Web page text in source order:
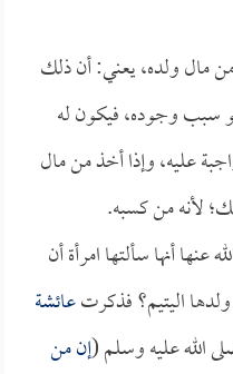
مال ولده، يعني: أن ذلك
سبب وجوده، فيكون له
عليه، وإذا أخذ من مال
لأنه من كسبه.
عنها أنها سألتها امرأة أن
اليتيم؟ فذكرتعائشة
الله عليه وسلم (إن من